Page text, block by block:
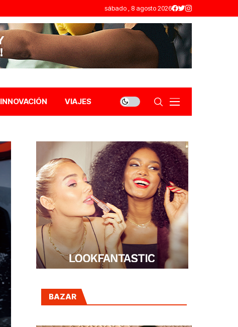
sábado , 8 agosto 2026
INNOVACIÓN VIAJES
BAZAR